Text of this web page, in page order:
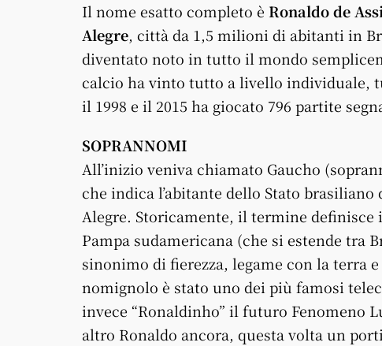
Il nome esatto completo è Ronaldo de
Alegre, città da 1,5 milioni di abitanti in
diventato noto in tutto il mondo
calcio ha vinto tutto a livello individuale,
il 1998 e il 2015 ha giocato 796 partite
SOPRANNOMI
All’inizio veniva chiamato Gaucho
che indica l’abitante dello Stato
Alegre. Storicamente, il termine
Pampa sudamericana (che si estende tra
sinonimo di fierezza, legame con la terra
nomignolo è stato uno dei più famosi
invece “Ronaldinho” il futuro Fenomeno
altro Ronaldo ancora, questa volta un